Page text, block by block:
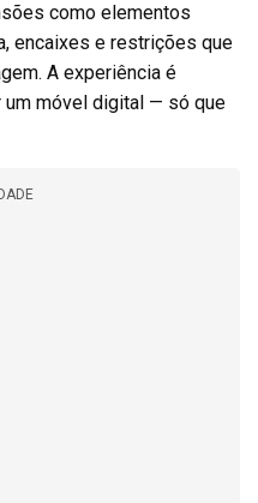
como elementos
encaixes e restrições que
A experiência é
um móvel digital — só que